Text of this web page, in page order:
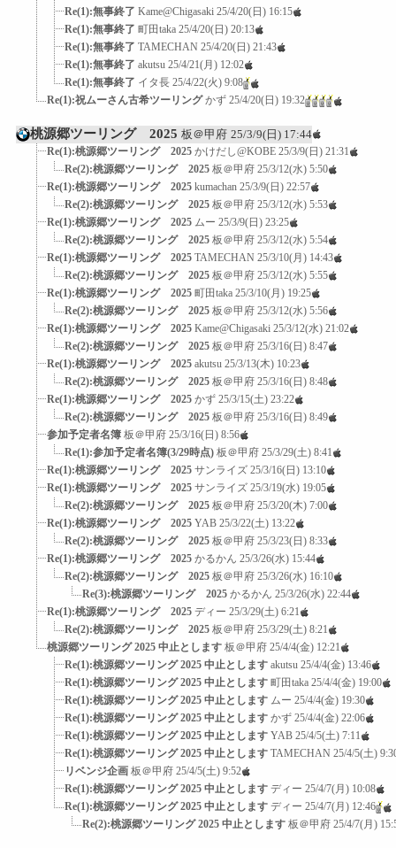
Re(1):無事終了 Kame@Chigasaki 25/4/20(日) 16:15
Re(1):無事終了 町田taka 25/4/20(日) 20:13
Re(1):無事終了 TAMECHAN 25/4/20(日) 21:43
Re(1):無事終了 akutsu 25/4/21(月) 12:02
Re(1):無事終了 イタ長 25/4/22(火) 9:08
Re(1):祝ムーさん古希ツーリング かず 25/4/20(日) 19:32
桃源郷ツーリング 2025 板＠甲府 25/3/9(日) 17:44
Re(1):桃源郷ツーリング 2025 かけだし@KOBE 25/3/9(日) 21:31
Re(2):桃源郷ツーリング 2025 板＠甲府 25/3/12(水) 5:50
Re(1):桃源郷ツーリング 2025 kumachan 25/3/9(日) 22:57
Re(2):桃源郷ツーリング 2025 板＠甲府 25/3/12(水) 5:53
Re(1):桃源郷ツーリング 2025 ムー 25/3/9(日) 23:25
Re(2):桃源郷ツーリング 2025 板＠甲府 25/3/12(水) 5:54
Re(1):桃源郷ツーリング 2025 TAMECHAN 25/3/10(月) 14:43
Re(2):桃源郷ツーリング 2025 板＠甲府 25/3/12(水) 5:55
Re(1):桃源郷ツーリング 2025 町田taka 25/3/10(月) 19:25
Re(2):桃源郷ツーリング 2025 板＠甲府 25/3/12(水) 5:56
Re(1):桃源郷ツーリング 2025 Kame@Chigasaki 25/3/12(水) 21:02
Re(2):桃源郷ツーリング 2025 板＠甲府 25/3/16(日) 8:47
Re(1):桃源郷ツーリング 2025 akutsu 25/3/13(木) 10:23
Re(2):桃源郷ツーリング 2025 板＠甲府 25/3/16(日) 8:48
Re(1):桃源郷ツーリング 2025 かず 25/3/15(土) 23:22
Re(2):桃源郷ツーリング 2025 板＠甲府 25/3/16(日) 8:49
参加予定者名簿 板＠甲府 25/3/16(日) 8:56
Re(1):参加予定者名簿(3/29時点) 板＠甲府 25/3/29(土) 8:41
Re(1):桃源郷ツーリング 2025 サンライズ 25/3/16(日) 13:10
Re(1):桃源郷ツーリング 2025 サンライズ 25/3/19(水) 19:05
Re(2):桃源郷ツーリング 2025 板＠甲府 25/3/20(木) 7:00
Re(1):桃源郷ツーリング 2025 YAB 25/3/22(土) 13:22
Re(2):桃源郷ツーリング 2025 板＠甲府 25/3/23(日) 8:33
Re(1):桃源郷ツーリング 2025 かるかん 25/3/26(水) 15:44
Re(2):桃源郷ツーリング 2025 板＠甲府 25/3/26(水) 16:10
Re(3):桃源郷ツーリング 2025 かるかん 25/3/26(水) 22:44
Re(1):桃源郷ツーリング 2025 ディー 25/3/29(土) 6:21
Re(2):桃源郷ツーリング 2025 板＠甲府 25/3/29(土) 8:21
桃源郷ツーリング 2025 中止とします 板＠甲府 25/4/4(金) 12:21
Re(1):桃源郷ツーリング 2025 中止とします akutsu 25/4/4(金) 13:46
Re(1):桃源郷ツーリング 2025 中止とします 町田taka 25/4/4(金) 19:00
Re(1):桃源郷ツーリング 2025 中止とします ムー 25/4/4(金) 19:30
Re(1):桃源郷ツーリング 2025 中止とします かず 25/4/4(金) 22:06
Re(1):桃源郷ツーリング 2025 中止とします YAB 25/4/5(土) 7:11
Re(1):桃源郷ツーリング 2025 中止とします TAMECHAN 25/4/5(土)
リベンジ企画 板＠甲府 25/4/5(土) 9:52
Re(1):桃源郷ツーリング 2025 中止とします ディー 25/4/7(月) 10:08
Re(1):桃源郷ツーリング 2025 中止とします ディー 25/4/7(月) 12:46
Re(2):桃源郷ツーリング 2025 中止とします 板＠甲府 25/4/7(月)